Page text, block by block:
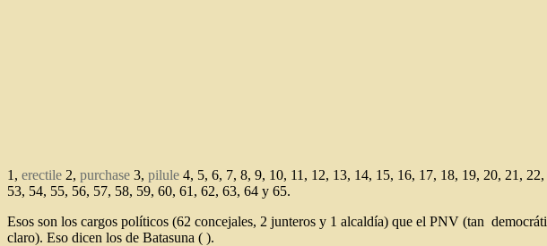
1, erectile 2, purchase 3, pilule 4, 5, 6, 7, 8, 9, 10, 11, 12, 13, 14, 15, 16, 17, 18, 19, 20, 21,
53, 54, 55, 56, 57, 58, 59, 60, 61, 62, 63, 64 y 65.
Esos son los cargos políticos (62 concejales, 2 junteros y 1 alcaldía) que el PNV (tan
claro). Eso dicen los de Batasuna ( ).